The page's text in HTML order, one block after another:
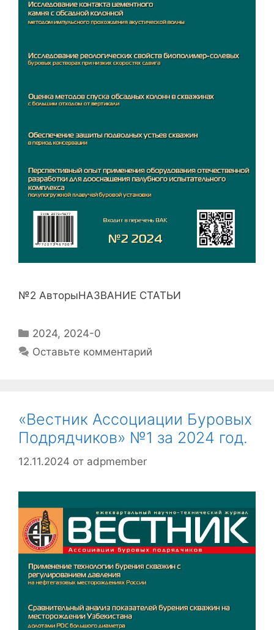
№2 АвторыНАЗВАНИЕ СТАТЬИ
2024, 2024-0
Оставьте комментарий
«Вестник Ассоциации Буровых
Подрядчиков» №1 за 2024 год.
12.11.2024 от adpmember